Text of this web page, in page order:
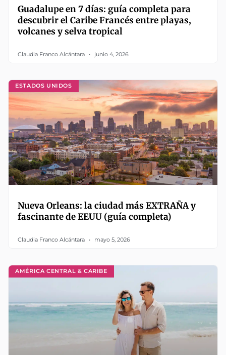
Guadalupe en 7 días: guía completa para
descubrir el Caribe Francés entre playas,
volcanes y selva tropical
Claudia Franco Alcántara junio 4, 2026
ESTADOS UNIDOS
Nueva Orleans: la ciudad más EXTRAÑA y
fascinante de EEUU (guía completa)
Claudia Franco Alcántara mayo 5, 2026
AMÉRICA CENTRAL & CARIBE